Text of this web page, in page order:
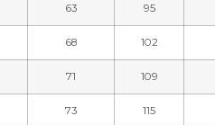
63 95
68 102
71 109
73 115